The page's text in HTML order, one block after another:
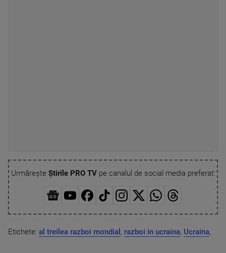
Urmărește Știrile PRO TVpe canalul de social media preferat:
Etichete: al treilea razboi mondial , razboi in ucraina, Ucraina,